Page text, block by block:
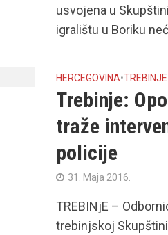
usvojena u
igralištu u Boriku
HERCEGOVINA•TREBINJE
Trebinje:
traže
policije
31. Maja 2016.
TREBINjE –
trebinjskoj